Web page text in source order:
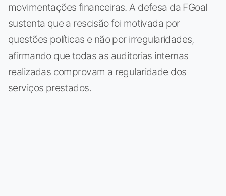
movimentações financeiras. A defesa da FGoal
sustenta que a rescisão foi motivada por
questões políticas e não por irregularidades,
afirmando que todas as auditorias internas
realizadas comprovam a regularidade dos
serviços prestados.